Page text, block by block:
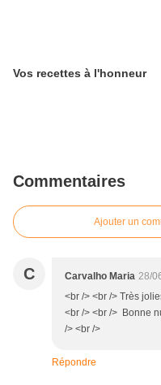
Vos recettes à l'honneur
Commentaires
Ajouter un
C Carvalho Maria 28/
<br /> <br /> Très
<br /> <br /> Bonne
/> <br />
Répondre